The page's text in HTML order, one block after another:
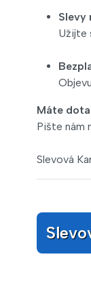
Slevy
Užijte
Máte
Pište nám
Slevová